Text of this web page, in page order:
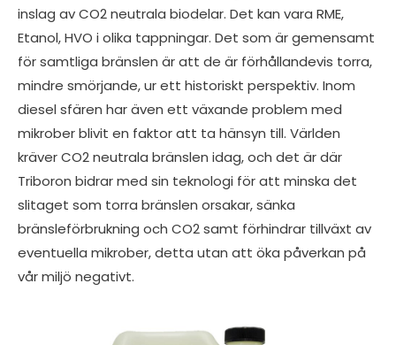
inslag av CO2 neutrala biodelar. Det kan vara RME,
Etanol, HVO i olika tappningar. Det som är gemensamt
för samtliga bränslen är att de är förhållandevis torra,
mindre smörjande, ur ett historiskt perspektiv. Inom
diesel sfären har även ett växande problem med
mikrober blivit en faktor att ta hänsyn till. Världen
kräver CO2 neutrala bränslen idag, och det är där
Triboron bidrar med sin teknologi för att minska det
slitaget som torra bränslen orsakar, sänka
bränsleförbrukning och CO2 samt förhindrar tillväxt av
eventuella mikrober, detta utan att öka påverkan på
vår miljö negativt.